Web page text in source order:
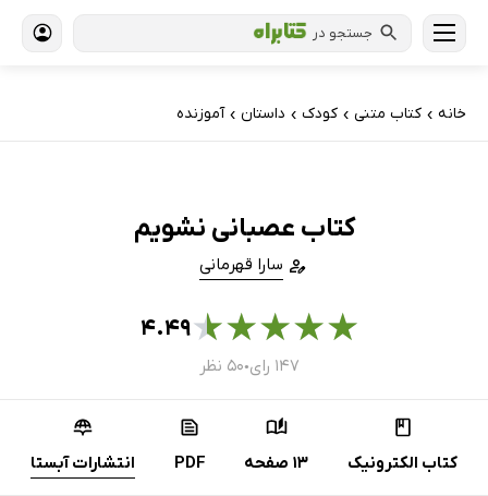
جستجو در
خانه › کتاب‌ متنی › کودک › داستان › آموزنده
کتاب عصبانی نشویم
سارا قهرمانی
★
★
★
★
★۴.۴۹
۱۴۷ رای ● ۵۰ نظر
کتاب الکترونیک 13 صفحه PDF انتشارات آبستا